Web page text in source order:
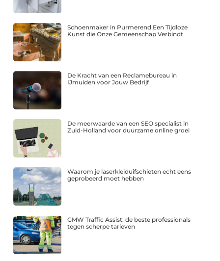
Schoenmaker in Purmerend Een Tijdloze
Kunst die Onze Gemeenschap Verbindt
De Kracht van een Reclamebureau in
IJmuiden voor Jouw Bedrijf
De meerwaarde van een SEO specialist in
Zuid-Holland voor duurzame online groei
Waarom je laserkleiduifschieten echt eens
geprobeerd moet hebben
GMW Traffic Assist: de beste professionals
tegen scherpe tarieven